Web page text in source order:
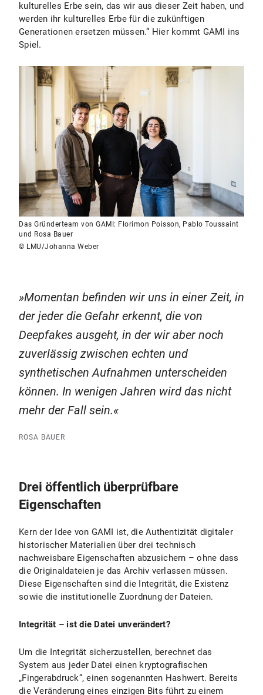
kulturelles Erbe sein, das wir aus dieser Zeit haben, und
werden ihr kulturelles Erbe für die zukünftigen
Generationen ersetzen müssen.“ Hier kommt GAMI ins
Spiel.
Das Gründerteam von GAMI: Florimon Poisson, Pablo Toussaint
und Rosa Bauer
© LMU/Johanna Weber
Momentan befinden wir uns in einer Zeit, in
der jeder die Gefahr erkennt, die von
Deepfakes ausgeht, in der wir aber noch
zuverlässig zwischen echten und
synthetischen Aufnahmen unterscheiden
können. In wenigen Jahren wird das nicht
mehr der Fall sein.
ROSA BAUER
Drei öffentlich überprüfbare
Eigenschaften
Kern der Idee von GAMI ist, die Authentizität digitaler
historischer Materialien über drei technisch
nachweisbare Eigenschaften abzusichern – ohne dass
die Originaldateien je das Archiv verlassen müssen.
Diese Eigenschaften sind die Integrität, die Existenz
sowie die institutionelle Zuordnung der Dateien.
Integrität – ist die Datei unverändert?
Um die Integrität sicherzustellen, berechnet das
System aus jeder Datei einen kryptografischen
„Fingerabdruck“, einen sogenannten Hashwert. Bereits
die Veränderung eines einzigen Bits führt zu einem